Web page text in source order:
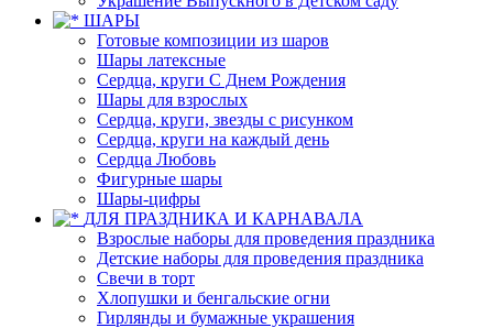
ШАРЫ
Готовые композиции из шаров
Шары латексные
Сердца, круги С Днем Рождения
Шары для взрослых
Сердца, круги, звезды с рисунком
Сердца, круги на каждый день
Сердца Любовь
Фигурные шары
Шары-цифры
ДЛЯ ПРАЗДНИКА И КАРНАВАЛА
Взрослые наборы для проведения праздника
Детские наборы для проведения праздника
Свечи в торт
Хлопушки и бенгальские огни
Гирлянды и бумажные украшения